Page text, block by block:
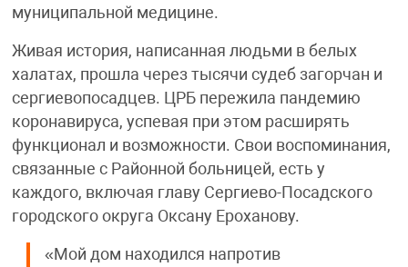
муниципальной медицине.
Живая история, написанная людьми в белых
халатах, прошла через тысячи судеб загорчан и
сергиевопосадцев. ЦРБ пережила пандемию
коронавируса, успевая при этом расширять
функционал и возможности. Свои воспоминания,
связанные с Районной больницей, есть у
каждого, включая главу Сергиево-Посадского
городского округа Оксану Ероханову.
«Мой дом находился напротив